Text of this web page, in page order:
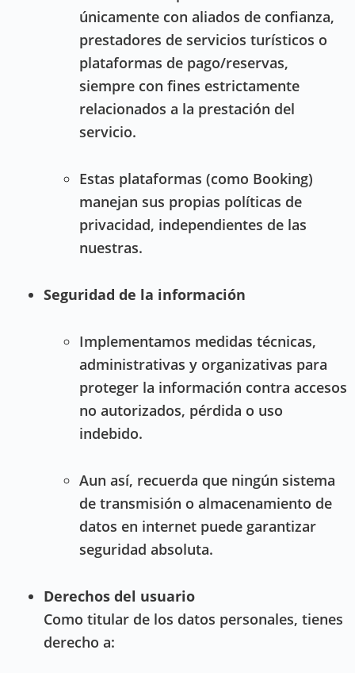
únicamente con aliados de confianza,
prestadores de servicios turísticos o
plataformas de pago/reservas,
siempre con fines estrictamente
relacionados a la prestación del
servicio.
Estas plataformas (como Booking)
manejan sus propias políticas de
privacidad, independientes de las
nuestras.
Seguridad de la información
Implementamos medidas técnicas,
administrativas y organizativas para
proteger la información contra accesos
no autorizados, pérdida o uso
indebido.
Aun así, recuerda que ningún sistema
de transmisión o almacenamiento de
datos en internet puede garantizar
seguridad absoluta.
Derechos del usuario
Como titular de los datos personales, tienes
derecho a: